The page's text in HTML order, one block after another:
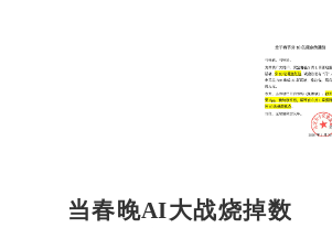
当春晚AI大战烧掉数